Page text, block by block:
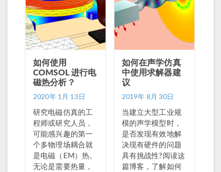
如何使用
COMSOL 进行电
磁热分析？
2020年 1月 13日
研究电磁仿真的工
程师或研究人员，
可能感兴趣的第一
个多物理场耦合就
是电磁（EM）热。
无论是需要热量，
如何在声学仿真
中使用求解器建
议
2019年 8月 30日
当建立大型工业规
模的声学模型时，
是否发现有效地解
决现有硬件的问题
具有挑战性?阅读这
篇博客，了解如何